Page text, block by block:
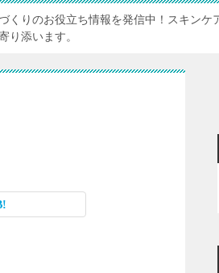
くりのお役立ち情報を発信中！スキン
り添います。